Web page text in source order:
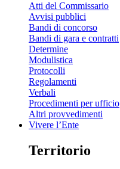
Atti del Commissario
Avvisi pubblici
Bandi di concorso
Bandi di gara e contratti
Determine
Modulistica
Protocolli
Regolamenti
Verbali
Procedimenti per ufficio
Altri provvedimenti
Vivere l’Ente
Territorio